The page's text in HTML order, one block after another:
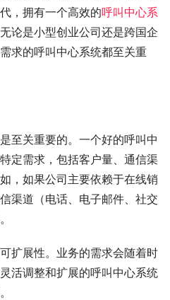
，拥有一个高效的呼叫中心系
论是小型创业公司还是跨国企
求的呼叫中心系统都至关重
至关重要的。一个好的呼叫中
定需求，包括客户量、通信渠
，如果公司主要依赖于在线销
渠道（电话、电子邮件、社交
扩展性。业务的需求会随着时
活调整和扩展的呼叫中心系统